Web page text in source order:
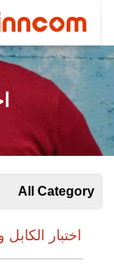
All Category
اختبار الكابل